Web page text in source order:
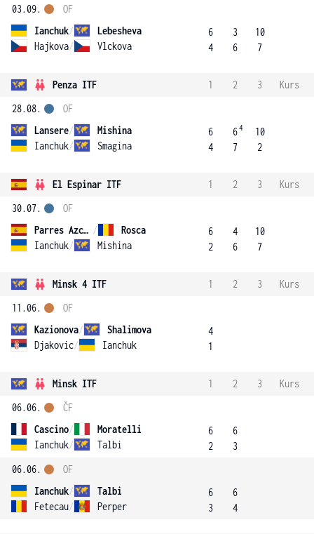
03.09.
Ianchuk/
Lebesheva
Hajkova/ Vlckova
OF
6
4
3
6
10
7
Penza ITF 1 2 3
Kurs
28.08.
Lansere/
Mishina
Ianchuk/ Smagina
OF
6
4
64
7
10
2
El Espinar ITF 1 2 3
Kurs
30.07.
Parres Azcoitia /
Rosca
Ianchuk/ Mishina
OF
6
2
4
6
10
7
Minsk 4 ITF 1 2 3
Kurs
11.06.
Kazionova/
Shalimova
Djakovic/ Ianchuk
OF
4
1
Minsk ITF 1 2 3
Kurs
06.06.
Cascino/
Moratelli
Ianchuk/ Talbi
ČF
6
2
6
3
06.06.
Ianchuk/
Talbi
Fetecau/ Perper
OF
6
3
6
4